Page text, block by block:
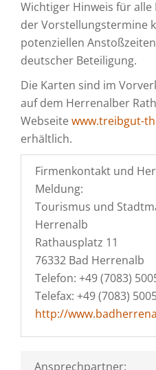
Wichtiger Hinweis für
der Vorstellungstermine
potenziellen
deutscher Beteiligung.
Die Karten sind im
auf dem Herrenalber
Webseitewww.treibgut-
erhältlich.
Firmenkontakt und
Meldung:
Tourismus und
Herrenalb
Rathausplatz 11
76332 Bad Herrenalb
Telefon: +49 (7083)
Telefax: +49 (7083)
http://
Ansprechpartner: